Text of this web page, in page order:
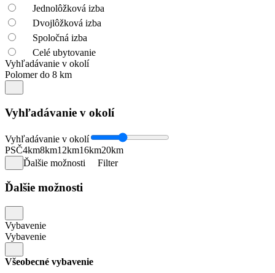
Jednolôžková izba
Dvojlôžková izba
Spoločná izba
Celé ubytovanie
Vyhľadávanie v okolí
Polomer do 8 km
Vyhľadávanie v okolí
Vyhľadávanie v okolí
PSČ4km8km12km16km20km
Ďalšie možnosti
Filter
Ďalšie možnosti
Vybavenie
Vybavenie
Všeobecné vybavenie